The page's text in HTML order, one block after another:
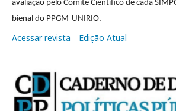
avaliação pelo Comitê Científico de cada
bienal do PPGM-UNIRIO.
Acessar revista Edição Atual